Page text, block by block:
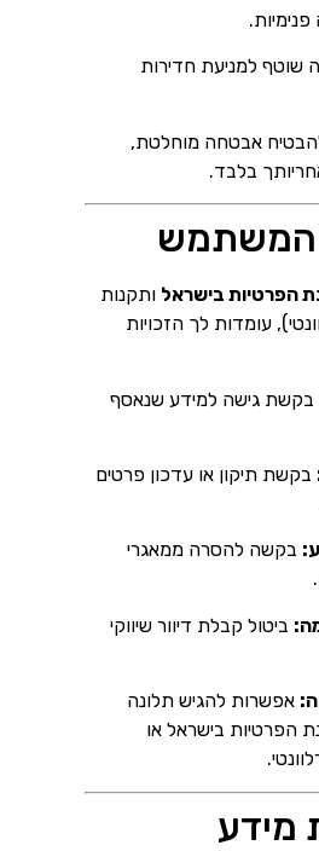
שוטף למניעת חדירות
אבטחה מוחלטת,
בלבד.
הפרטיות בישראל ותקנות
עומדות לך הזכויות
בקשת גישה למידע שנאסף
בקשת תיקון או עדכון פרטים
בקשה להסרה ממאגרי
ביטול קבלת דיוור שיווקי
אפשרות להגיש תלונה
הפרטיות בישראל או